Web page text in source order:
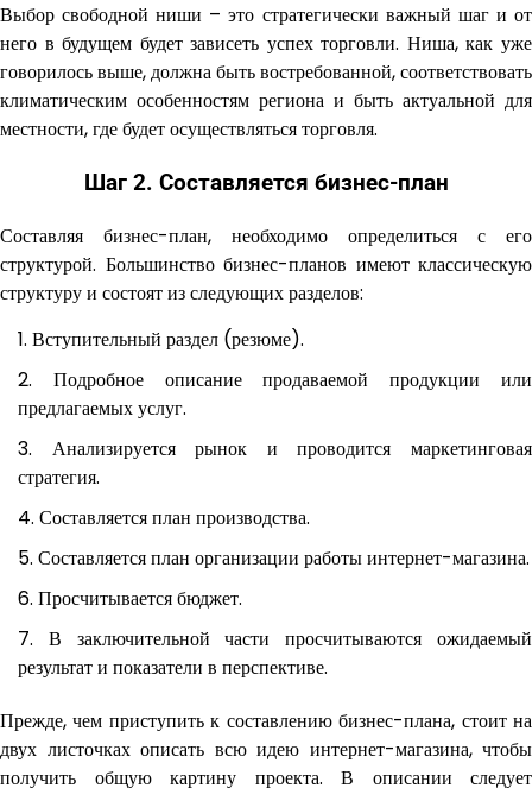
Выбор свободной ниши – это стратегически важный шаг и от
него в будущем будет зависеть успех торговли. Ниша, как уже
говорилось выше, должна быть востребованной, соответствовать
климатическим особенностям региона и быть актуальной для
местности, где будет осуществляться торговля.
Шаг 2. Составляется бизнес-план
Составляя бизнес-план, необходимо определиться с его
структурой. Большинство бизнес-планов имеют классическую
структуру и состоят из следующих разделов:
Вступительный раздел (резюме).
Подробное описание продаваемой продукции или
предлагаемых услуг.
Анализируется рынок и проводится маркетинговая
стратегия.
Составляется план производства.
Составляется план организации работы интернет-магазина.
Просчитывается бюджет.
В заключительной части просчитываются ожидаемый
результат и показатели в перспективе.
Прежде, чем приступить к составлению бизнес-плана, стоит на
двух листочках описать всю идею интернет-магазина, чтобы
получить общую картину проекта. В описании следует